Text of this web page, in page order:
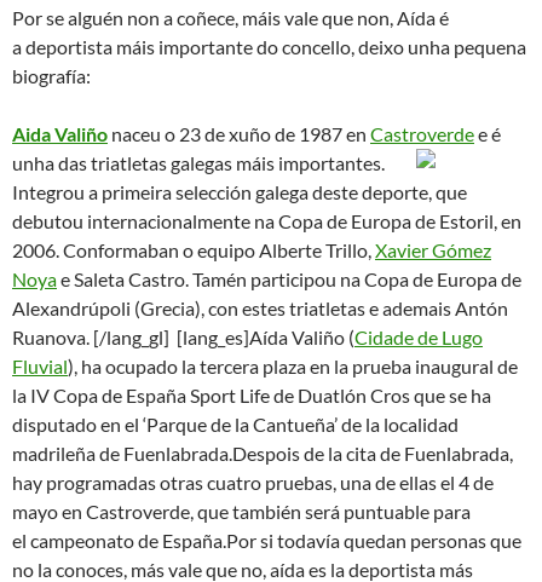
Por se alguén non a coñece, máis vale que non, Aída é
a deportista máis importante do concello, deixo unha pequena
biografía:
Aida Valiño naceu o 23 de xuño de 1987 en Castroverdee é
unha das triatletas galegas máis importantes.
Integrou a primeira selección galega deste deporte, que
debutou internacionalmente na Copa de Europa de Estoril, en
2006. Conformaban o equipo Alberte Trillo,Xavier Gómez
Noyae Saleta Castro. Tamén participou na Copa de Europa de
Alexandrúpoli (Grecia), con estes triatletas e ademais Antón
Ruanova. [/lang_gl] [lang_es]Aída Valiño (Cidade de Lugo
Fluvial), ha ocupado la tercera plaza en la prueba inaugural de
la IV Copa de España Sport Life de Duatlón Cros que se ha
disputado en el ‘Parque de la Cantueña’ de la localidad
madrileña de Fuenlabrada.Despois de la cita de Fuenlabrada,
hay programadas otras cuatro pruebas, una de ellas el 4 de
mayo en Castroverde, que también será puntuable para
el campeonato de España.Por si todavía quedan personas que
no la conoces, más vale que no, aída es la deportista más